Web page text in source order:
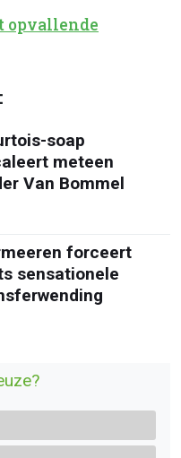
opvallende
soap
meteen
Van Bommel
forceert
sensationele